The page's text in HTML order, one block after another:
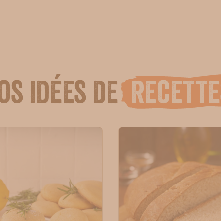
idées de